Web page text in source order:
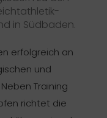
in Südbaden.
erfolgreich an
und
Training
richtet die